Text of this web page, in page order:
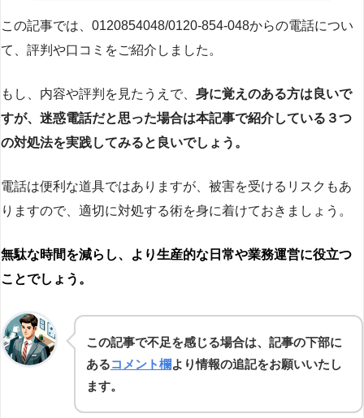
この記事では、0120854048/0120-854-048からの電話につい
て、評判や口コミをご紹介しました。
もし、内容や評判を見たうえで、 身に覚えのある方は良いで
すが、迷惑電話だと思った場合は本記事で紹介している３つ
の対処法を実践してみると良いでしょう。
電話は便利な道具ではありますが、被害を受けるリスクもあ
りますので、適切に対処する術を身に着けておきましょう。
無駄な時間を減らし、より生産的な日常や業務運営に役立つ
ことでしょう。
この記事で不足を感じる場合は、記事の下部に
あるコメント欄より情報の追記をお願いいたし
ます。